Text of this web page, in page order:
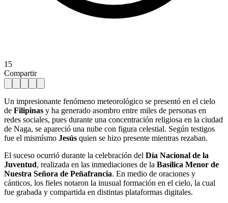
15
Compartir
Un impresionante fenómeno meteorológico se presentó en el cielo
de Filipinas y ha generado asombro entre miles de personas en
redes sociales, pues durante una concentración religiosa en la ciudad
de Naga, se apareció una nube con figura celestial. Según testigos
fue el mismísmo Jesús quien se hizo presente mientras rezaban.
El suceso ocurrió durante la celebración del Día Nacional de la
Juventud, realizada en las inmediaciones de la Basílica Menor de
Nuestra Señora de Peñafrancia. En medio de oraciones y
cánticos, los fieles notaron la inusual formación en el cielo, la cual
fue grabada y compartida en distintas plataformas digitales.